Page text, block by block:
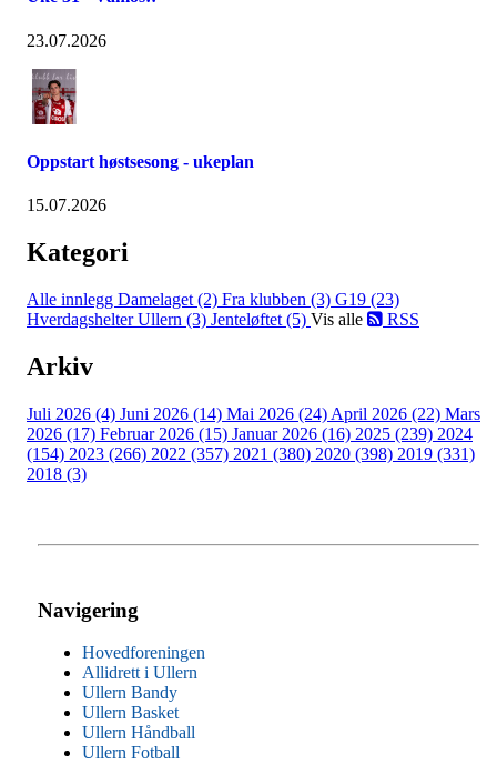
23.07.2026
Oppstart høstsesong - ukeplan
15.07.2026
Kategori
Alle innlegg Damelaget (2) Fra klubben (3) G19 (23)
Hverdagshelter Ullern (3) Jenteløftet (5) Vis alle RSS
Arkiv
Juli 2026 (4) Juni 2026 (14) Mai 2026 (24) April 2026 (22) Mars
2026 (17) Februar 2026 (15) Januar 2026 (16) 2025 (239) 2024
(154) 2023 (266) 2022 (357) 2021 (380) 2020 (398) 2019 (331)
2018 (3)
Navigering
Hovedforeningen
Allidrett i Ullern
Ullern Bandy
Ullern Basket
Ullern Håndball
Ullern Fotball